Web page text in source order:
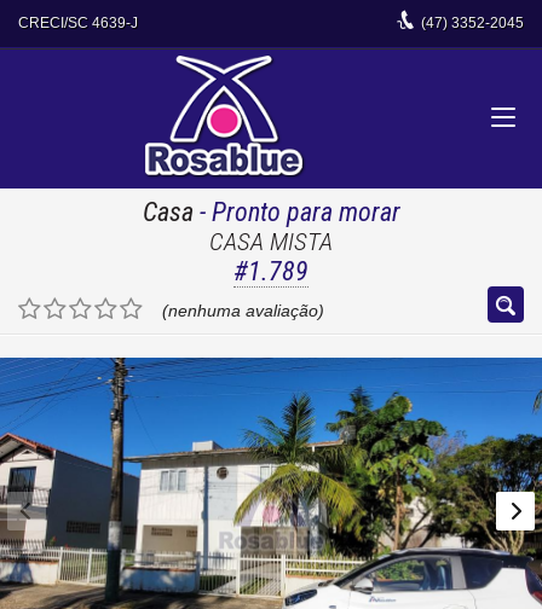
CRECI/SC 4639-J (47) 3352-2045
Casa - Pronto para morar
CASA MISTA
#1.789
(nenhuma avaliação)